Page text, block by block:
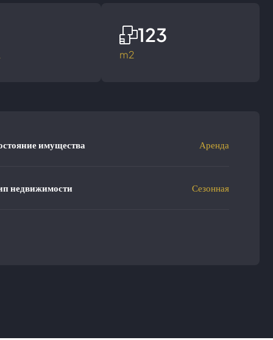
m2
123
имущества Аренда
недвижимости Сезонная